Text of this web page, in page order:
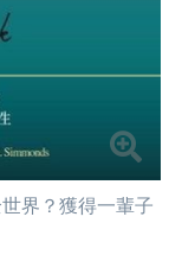
界？獲得一輩子